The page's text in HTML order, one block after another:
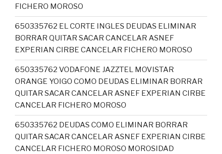
FICHERO MOROSO
650335762 EL CORTE INGLES DEUDAS ELIMINAR
BORRAR QUITAR SACAR CANCELAR ASNEF
EXPERIAN CIRBE CANCELAR FICHERO MOROSO
650335762 VODAFONE JAZZTEL MOVISTAR
ORANGE YOIGO COMO DEUDAS ELIMINAR BORRAR
QUITAR SACAR CANCELAR ASNEF EXPERIAN CIRBE
CANCELAR FICHERO MOROSO
650335762 DEUDAS COMO ELIMINAR BORRAR
QUITAR SACAR CANCELAR ASNEF EXPERIAN CIRBE
CANCELAR FICHERO MOROSO MOROSIDAD